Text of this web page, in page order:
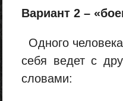
Вариант 2 –
Одного
себя ведет с
словами: